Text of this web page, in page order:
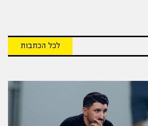
לכל הכתבות